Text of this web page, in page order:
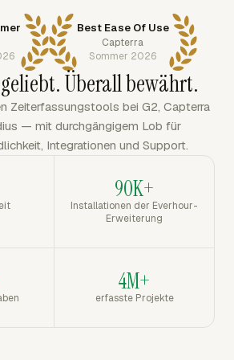
Best Ease Of Use
Capterra
Sommer 2026
Überall bewährt.
Zeiterfassungstools bei G2, Capterra
— mit durchgängigem Lob für
Integrationen und Support.
90K+
Installationen der Everhour-
Erweiterung
4M+
erfasste Projekte